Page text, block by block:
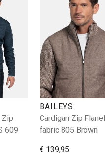
Zip
609
BAILEYS
Cardigan Zip Flanel
fabric 805 Brown
€ 139,95